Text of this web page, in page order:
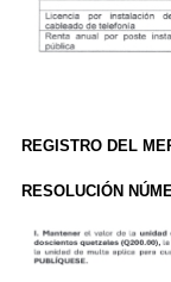
REGISTRO DEL
RESOLUCIÓN